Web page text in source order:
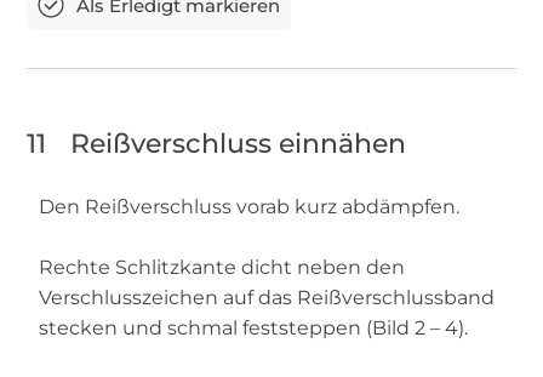
11 Reißverschluss einnähen
Den Reißverschluss vorab kurz abdämpfen.
Rechte Schlitzkante dicht neben den
Verschlusszeichen auf das Reißverschlussband
stecken und schmal feststeppen (Bild 2 – 4).